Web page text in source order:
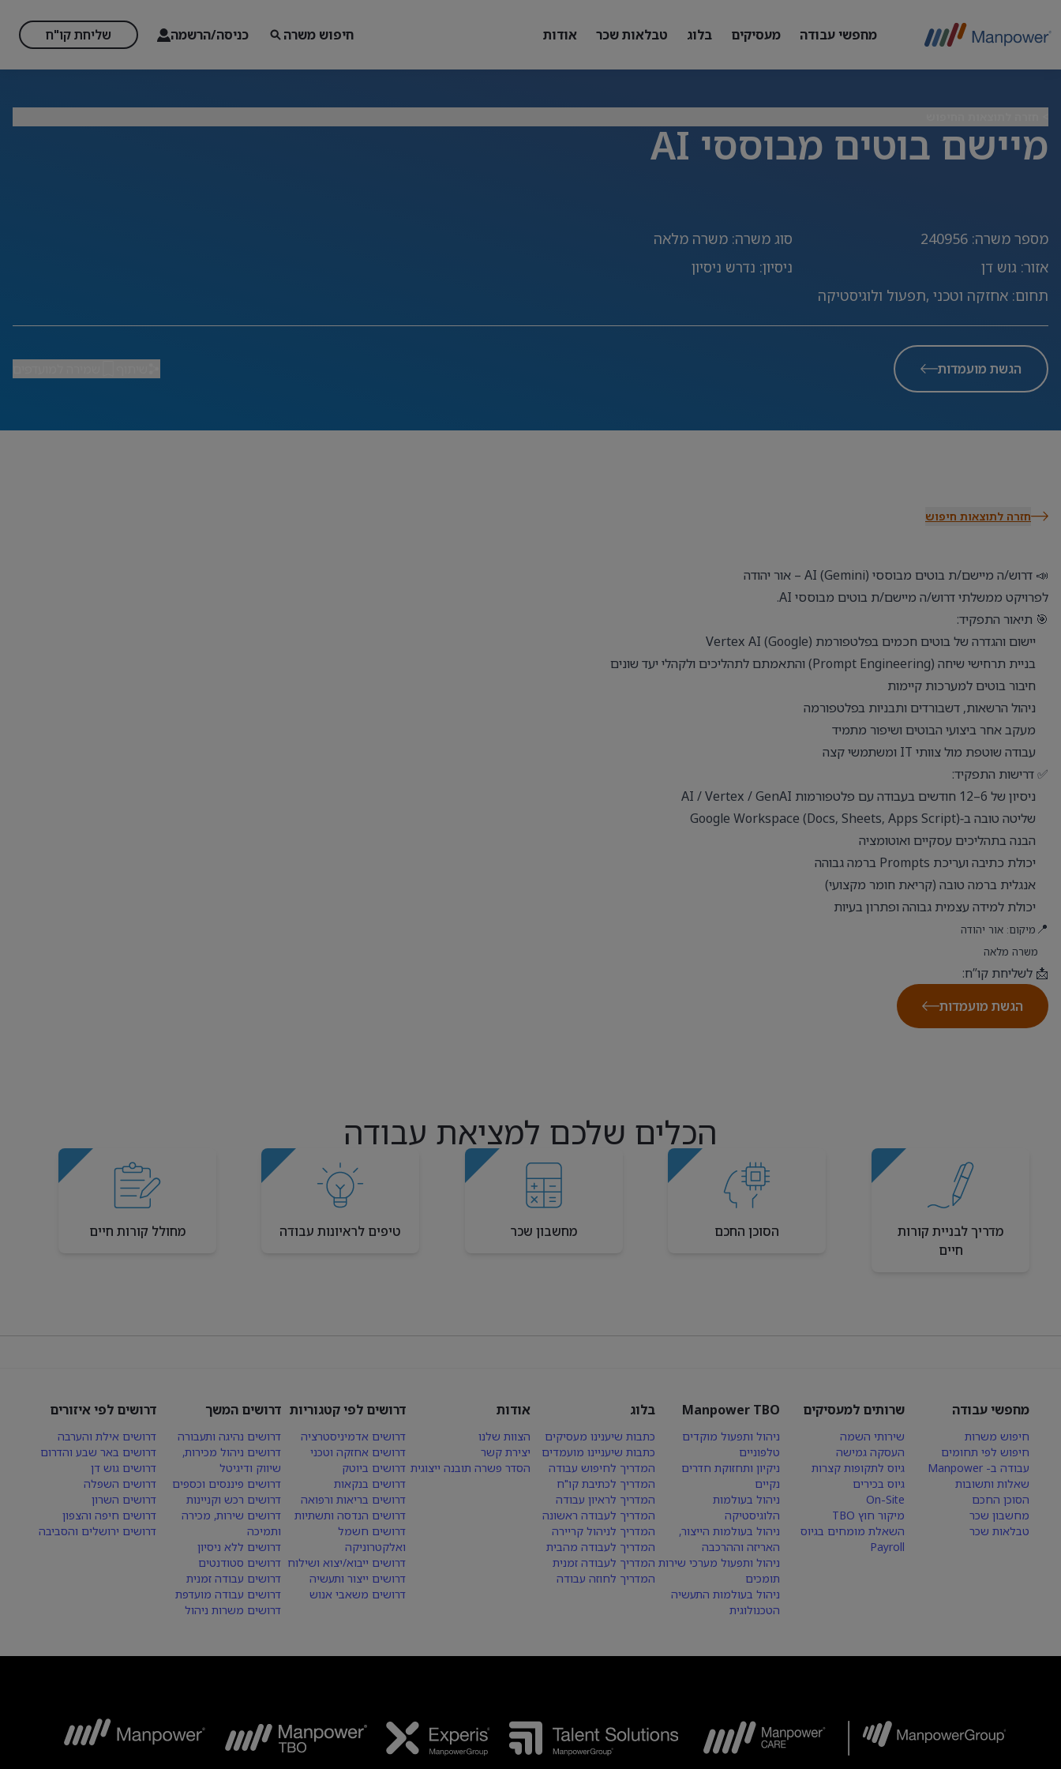
מחפשי עבודה מעסיקים בלוג טבלאות שכר אודות חיפוש משרה כניסה/הרשמה שליחת קו"ח
מיישם בוטים מבוססי AI
מספר משרה:
240956 סוג משרה: משרה מלאה
אזור: גוש דן ניסיון: נדרש ניסיון
תחום: אחזקה וטכני ,תפעול ולוגיסטיקה
הגשת מועמדות
חזרה לתוצאות חיפוש
📣 דרוש/ה מיישם/ת בוטים מבוססי AI (Gemini) – אור יהודה
לפרויקט ממשלתי דרוש/ה מיישם/ת בוטים מבוססי AI.
🎯 תיאור התפקיד:
יישום והגדרה של בוטים חכמים בפלטפורמת Vertex AI (Google)
בניית תרחישי שיחה (Prompt Engineering) והתאמתם לתהליכים ולקהלי יעד שונים
חיבור בוטים למערכות קיימות
ניהול הרשאות, דשבורדים ותבניות בפלטפורמה
מעקב אחר ביצועי הבוטים ושיפור מתמיד
עבודה שוטפת מול צוותי IT ומשתמשי קצה
✅ דרישות התפקיד:
ניסיון של 6–12 חודשים בעבודה עם פלטפורמות AI / Vertex / GenAI
שליטה טובה ב‑Google Workspace (Docs, Sheets, Apps Script)
הבנה בתהליכים עסקיים ואוטומציה
יכולת כתיבה ועריכת Prompts ברמה גבוהה
אנגלית ברמה טובה (קריאת חומר מקצועי)
יכולת למידה עצמית גבוהה ופתרון בעיות
📍 מיקום: אור יהודה
משרה מלאה
📩 לשליחת קו”ח:
הגשת מועמדות
הכלים שלכם למציאת עבודה
מדריך לבניית קורות
חיים
הסוכן החכם מחשבון שכר טיפים לראיונות עבודה מחולל קורות חיים
מחפשי עבודה
חיפוש משרות
חיפוש לפי תחומים
עבודה ב- Manpower
שאלות ותשובות
הסוכן החכם
מחשבון שכר
טבלאות שכר
שרותים למעסיקים
שירותי השמה
העסקה גמישה
גיוס לתקופות קצרות
גיוס בכירים
On-Site
מיקור חוץ TBO
השאלת מומחים בגיוס
Payroll
Manpower TBO
ניהול ותפעול מוקדים
טלפוניים
ניקיון ותחזוקת חדרים
נקיים
ניהול בעולמות
הלוגיסטיקה
ניהול בעולמות הייצור,
האריזה וההרכבה
ניהול ותפעול מערכי שירות
תומכים
ניהול בעולמות התעשיה
הטכנולוגית
בלוג
כתבות שיענינו מעסיקים
כתבות שיעניינו מועמדים
המדריך לחיפוש עבודה
המדריך לכתיבת קו"ח
המדריך לראיון עבודה
המדריך לעבודה ראשונה
המדריך לניהול קריירה
המדריך לעבודה מהבית
המדריך לעבודה זמנית
המדריך לחוזה עבודה
אודות
הצוות שלנו
יצירת קשר
הסדר פשרה תובנה ייצוגית
דרושים לפי קטגוריות
דרושים אדמיניסטרציה
דרושים אחזקה וטכני
דרושים ביוטק
דרושים בנקאות
דרושים בריאות ורפואה
דרושים הנדסה ותשתיות
דרושים חשמל
ואלקטרוניקה
דרושים ייבוא/יצוא ושילוח
דרושים ייצור ותעשיה
דרושים משאבי אנוש
דרושים המשך
דרושים נהיגה ותעבורה
דרושים ניהול מכירות,
שיווק ודיגיטל
דרושים פיננסים וכספים
דרושים רכש וקניינות
דרושים שירות, מכירה
ותמיכה
דרושים ללא ניסיון
דרושים סטודנטים
דרושים עבודה זמנית
דרושים עבודה מועדפת
דרושים משרות ניהול
דרושים לפי איזורים
דרושים אילת והערבה
דרושים באר שבע והדרום
דרושים גוש דן
דרושים השפלה
דרושים השרון
דרושים חיפה והצפון
דרושים ירושלים והסביבה